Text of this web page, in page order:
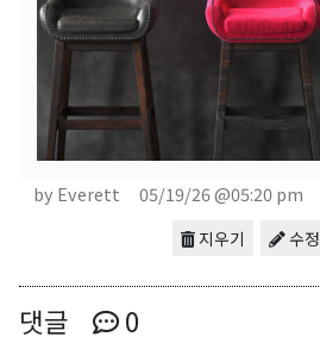
by Everett 05/19/26 @05:20 pm
수정
지우기
댓글 0